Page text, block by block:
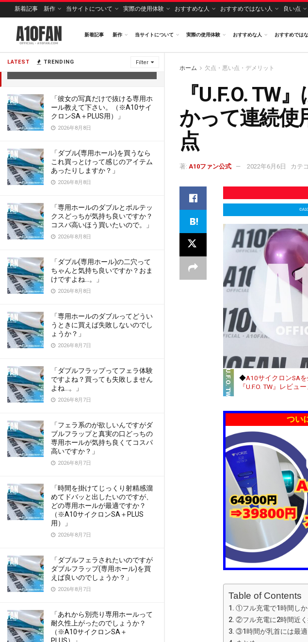
LATEST TRENDING Filter
『U.F.O. TW』は再充電に時間が掛かって
「彼女の写真だけで抜ける専用ホ
ール教えて下さい。（※A10サイ
クロンSA＋PLUS用）」
2026年8月8日
「ダブル(専用ホール)を買うなら
これ買っとけって感じのアイテム
あったりしますか？」
2026年8月8日
「専用ホールのダブルとボルテッ
クスどっちが気持ち良いですか？
コスパ高いほう買いたいので。」
2026年8月8日
「ダブル(専用ホール)の二穴って
ちゃんと気持ち良いですか？おま
けですよね…。」
2026年8月8日
「専用ホールのダブルってどうい
うときに買えば失敗しないのでし
ょうか？」
2026年8月7日
「ダブルフラップってフェラ体験
ですよね？買っても失敗しません
よね…。」
2026年8月7日
「フェラ系のが欲しいんですがダ
ブルフラップと真実の口どっちの
専用ホールが気持ち良くてコスパ
高いですか？」
2026年8月7日
「時間を掛けてじっくり射精感溜
めてドバッと出したいのですが、
どの専用ホールが最適ですか？
（※A10サイクロンSA＋PLUS
用）」
2026年8月7日
「ダブルフェラされたいのですが
ダブルフラップ(専用ホール)を買
えば良いのでしょうか？」
2026年8月7日
「あれから別売り専用ホールって
耐久性上がったのでしょうか？
（※A10サイクロンSA＋
新着記事 新作 当サイトについて 実際の使用体験 おすすめな人 おすすめではない人 良い点
新着記事 新作 当サイトについて 実際の使用体験 おすすめな人 おすすめでは
ホーム 欠点・悪い点・デメリット
『U.F.O. TW
かって連続使
点
著: A10ファン公式 2022年6月6日 カテ
U.F.O. TW ◆A10サイクロンSA
『U.F.O. TW』レビュ
つい
Table of Contents
①フル充電で1時間し
②フル充電に2時間近く
③1時間が乳首には最適